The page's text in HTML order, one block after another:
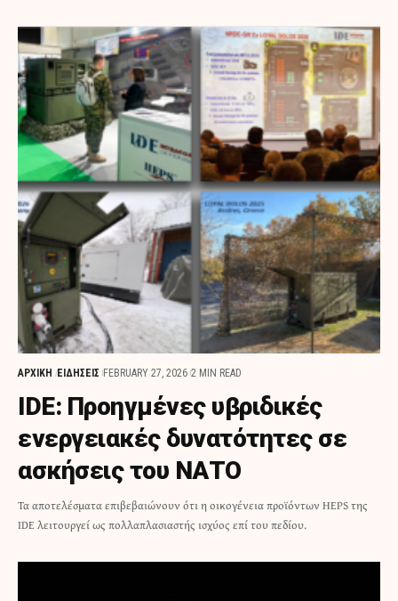
ΑΡΧΙΚΗ ΕΙΔΗΣΕΙΣ FEBRUARY 27, 2026 2 MIN READ
IDE: Προηγμένες υβριδικές
ενεργειακές δυνατότητες σε
ασκήσεις του ΝΑΤΟ
Τα αποτελέσματα επιβεβαιώνουν ότι η οικογένεια προϊόντων HEPS της
IDE λειτουργεί ως πολλαπλασιαστής ισχύος επί του πεδίου.